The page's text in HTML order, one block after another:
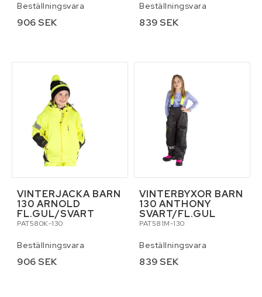
Beställningsvara
906 SEK
Beställningsvara
839 SEK
VINTERJACKA BARN
130 ARNOLD
FL.GUL/SVART
PAT580K-130
Beställningsvara
906 SEK
VINTERBYXOR BARN
130 ANTHONY
SVART/FL.GUL
PAT581M-130
Beställningsvara
839 SEK